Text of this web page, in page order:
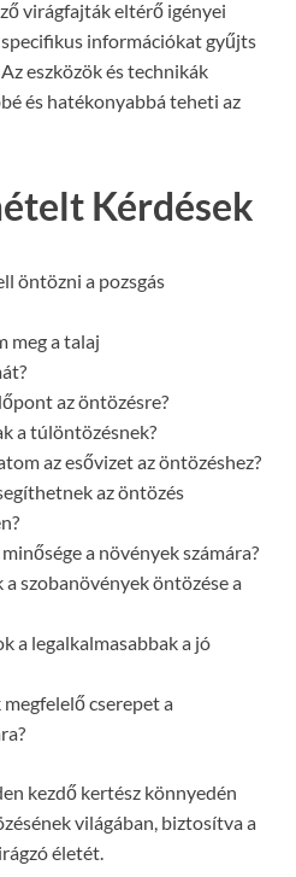
virágfajták eltérő igényei
információkat gyűjts
eszközök és technikák
és hatékonyabbá teheti az
Kérdések
öntözni a pozsgás
meg a talaj
az öntözésre?
a túlöntözésnek?
az esővizet az öntözéshez?
az öntözés
a növények számára?
szobanövények öntözése a
a legalkalmasabbak a jó
cserepet a
kezdő kertész könnyedén
világában, biztosítva a
életét.